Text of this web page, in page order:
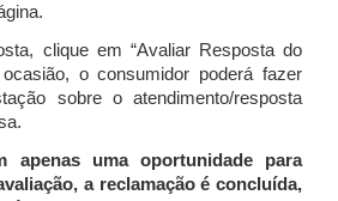
clique em “Avaliar Resposta do
ocasião, o consumidor poderá fazer
sobre o atendimento/resposta
apenas uma oportunidade para
a reclamação é concluída,